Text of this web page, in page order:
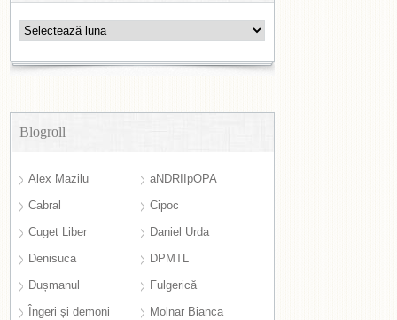
Arhive
Blogroll
Alex Mazilu
aNDRIIpOPA
Cabral
Cipoc
Cuget Liber
Daniel Urda
Denisuca
DPMTL
Dușmanul
Fulgerică
Îngeri și demoni
Molnar Bianca